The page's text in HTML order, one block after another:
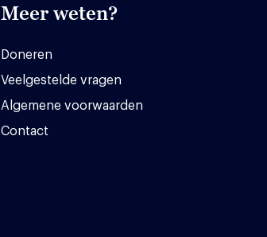
Meer weten?
Doneren
Veelgestelde vragen
Algemene voorwaarden
Contact